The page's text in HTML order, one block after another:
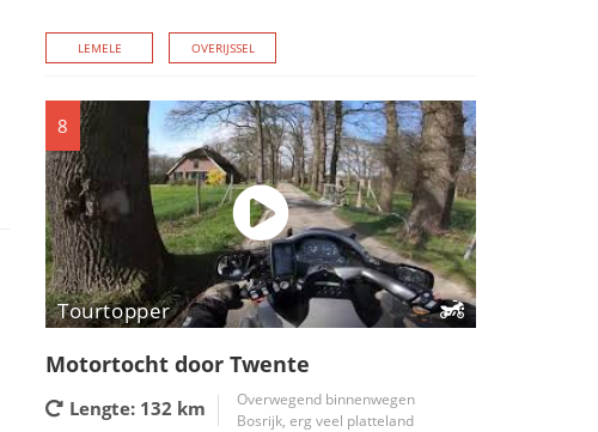
LEMELE OVERIJSSEL
8
Tourtopper
Motortocht door Twente
Lengte: 132 km
Overwegend binnenwegen
Bosrijk, erg veel platteland